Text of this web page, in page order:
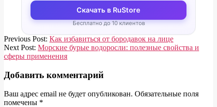
Скачать в RuStore
Бесплатно до 10 клиентов
2020-
02-
04
Previous Post: Как избавиться от бородавок на лице
Next Post: Морские бурые водоросли: полезные свойства и
сферы применения
Добавить комментарий
Ваш адрес email не будет опубликован. Обязательные поля
помечены *